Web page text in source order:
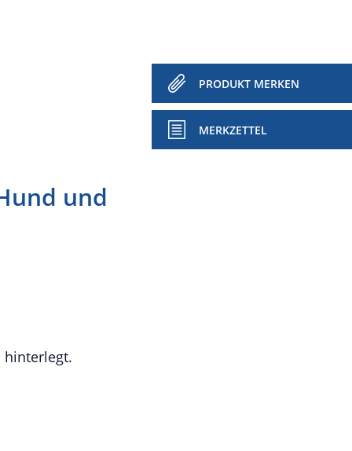
PRODUKT MERKEN
MERKZETTEL
und
hinterlegt.